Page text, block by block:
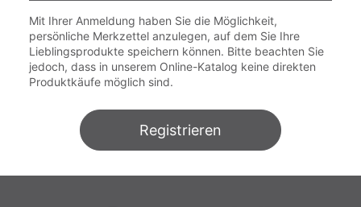
Mit Ihrer Anmeldung haben Sie die Möglichkeit,
persönliche Merkzettel anzulegen, auf dem Sie Ihre
Lieblingsprodukte speichern können. Bitte beachten Sie
jedoch, dass in unserem Online-Katalog keine direkten
Produktkäufe möglich sind.
Registrieren